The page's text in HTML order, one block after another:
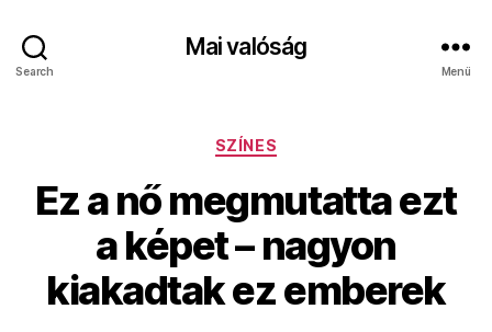
Search
Mai valóság
Menü
Kategóriák
SZÍNES
Ez a nő megmutatta ezt
a képet – nagyon
kiakadtak ez emberek